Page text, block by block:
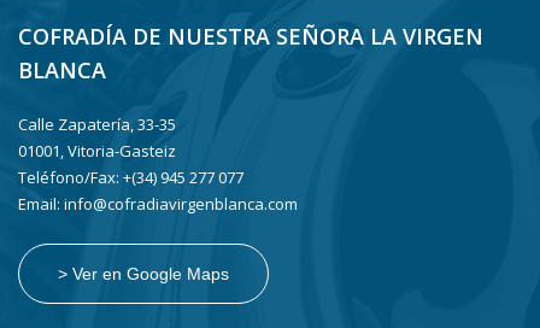
COFRADÍA DE NUESTRA SEÑORA LA VIRGEN
BLANCA
Calle Zapatería, 33-35
01001, Vitoria-Gasteiz
Teléfono/Fax: +(34) 945 277 077
Email: info@cofradiavirgenblanca.com
> Ver en Google Maps